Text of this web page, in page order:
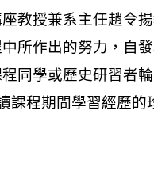
教授兼系主任趙令
所作出的努力，自
同學或歷史研習者
課程期間學習經歷的